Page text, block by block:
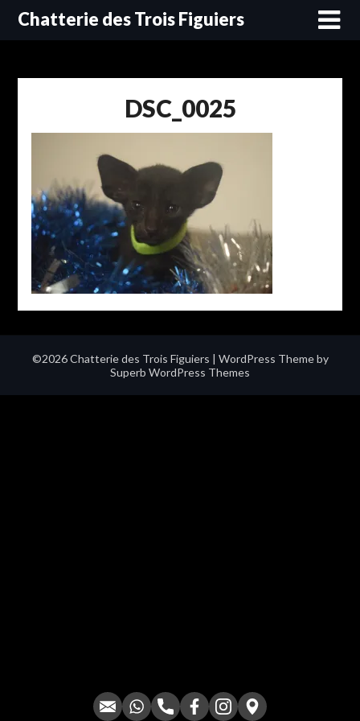
SkipChatterie des Trois Figuiers
DSC_0025
©2026 Chatterie des Trois Figuiers | WordPress Theme by
Superb WordPress Themes